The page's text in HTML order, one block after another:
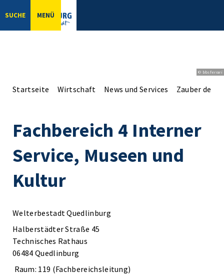
SUCHE MENÜ
© bbsferrari
Startseite Wirtschaft News und Services Zauber der
Fachbereich 4 Interner
Service, Museen und
Kultur
Welterbestadt Quedlinburg
Halberstädter Straße 45
Technisches Rathaus
06484 Quedlinburg
Raum: 119 (Fachbereichsleitung)